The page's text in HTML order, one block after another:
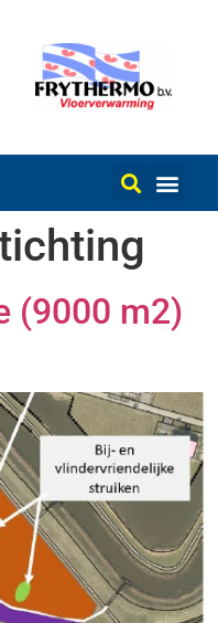
(9000 m2)